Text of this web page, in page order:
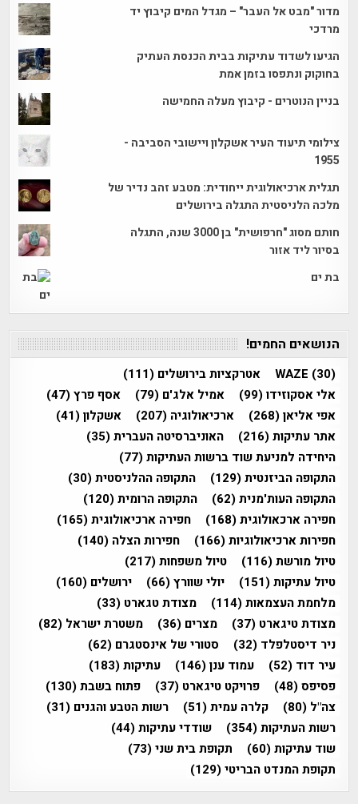
מדור "מבט אל העבר" – מגדל המים קיבוץ יד
מרדכי
הגיעו לשדוד עתיקות בבית הכנסת העתיק
בחוקוק ונתפסו בזמן אמת
בניין הנוטרים - קיבוץ מעלה החמישה
צילומי תיעוד העיר אשקלון ויישובי הסביבה -
1955
תגלית ארכיאולוגית ייחודית: מטבע זהב נדיר של
מלכה הלניסטית התגלה בירושלים
חותם מסוג "חרפושית" בן 3000 שנה, התגלה
בסיור ליד אזור
בת ים
הנושאים החמים!
WAZE (30) אטרקציות בירושלים (111)
אלי אסקוזידו(99) אמיל אלג'ם (79) אסף פרץ(47)
אפי אליאן(268) ארכיאולוגיה (207) אשקלון(41)
אתר עתיקות(216) האוניברסיטה העברית(35)
היחידה למניעת שוד ברשות העתיקות(77)
התקופה הביזנטית(129) התקופה ההלניסטית(30)
התקופה העות'מנית(62) התקופה הרומית(120)
חפירה ארכאולוגית(168) חפירה ארכיאולוגית(165)
חפירות ארכיאולוגיות(166) חפירות הצלה (140)
טיול מורשת(116) טיול משפחות(217)
טיול עתיקות(151) יולי שוורץ(66) ירושלים (160)
מלחמת העצמאות(114) מצודת טגארט (33)
מצודת טיגארט (37) מצרים (36) משטרת ישראל (82)
ניר דיסטלפלד (32) סטורי של אינסטגרם (62)
עיר דוד (52) עמוד ענן(146) עתיקות(183)
פסיפס(48) פרויקט טיגארט (37) פתוח בשבת(130)
צה"ל (80) קלרה עמית(51) רשות הטבע והגנים (31)
רשות העתיקות(354) שודדי עתיקות(44)
שוד עתיקות(60) תקופת בית שני(73)
תקופת המנדט הבריטי(129)